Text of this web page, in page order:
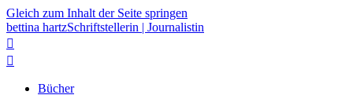
Gleich zum Inhalt der Seite springen
bettina hartzSchriftstellerin | Journalistin


Bücher